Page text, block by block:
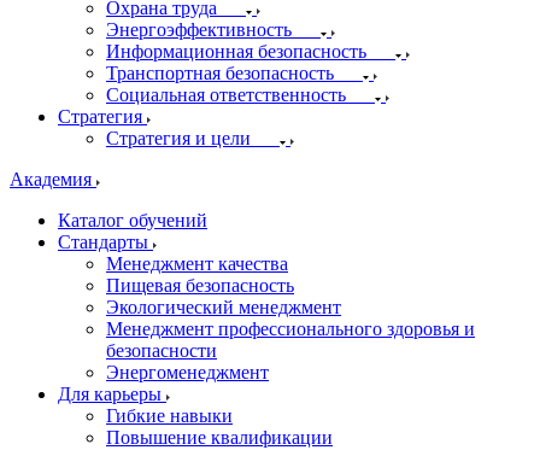
Охрана труда
Энергоэффективность
Информационная безопасность
Транспортная безопасность
Социальная ответственность
Стратегия
Стратегия и цели
Академия
Каталог обучений
Стандарты
Менеджмент качества
Пищевая безопасность
Экологический менеджмент
Менеджмент профессионального здоровья и
безопасности
Энергоменеджмент
Для карьеры
Гибкие навыки
Повышение квалификации